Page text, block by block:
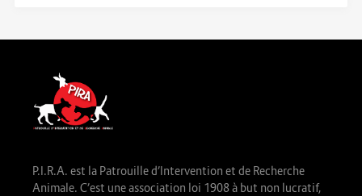
P.I.R.A. est la Patrouille d’Intervention et de Recherche
Animale. C’est une association loi 1908 à but non lucratif,